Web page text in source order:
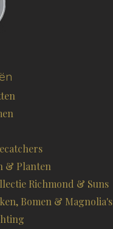
& Planten
Richmond & Suns
Bomen & Magnolia's